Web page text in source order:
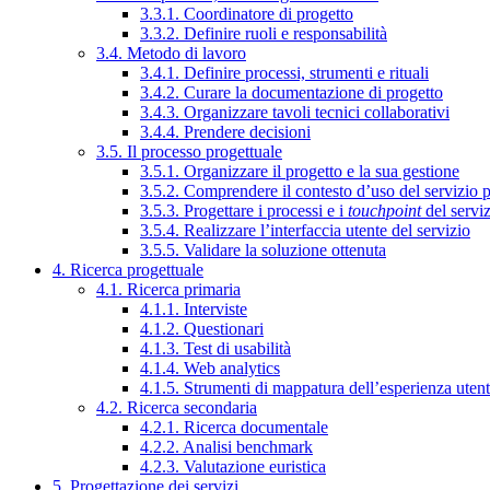
3.3.1. Coordinatore di progetto
3.3.2. Definire ruoli e responsabilità
3.4. Metodo di lavoro
3.4.1. Definire processi, strumenti e rituali
3.4.2. Curare la documentazione di progetto
3.4.3. Organizzare tavoli tecnici collaborativi
3.4.4. Prendere decisioni
3.5. Il processo progettuale
3.5.1. Organizzare il progetto e la sua gestione
3.5.2. Comprendere il contesto d’uso del servizio
3.5.3. Progettare i processi e i touchpointdel
3.5.4. Realizzare l’interfaccia utente del servizio
3.5.5. Validare la soluzione ottenuta
4. Ricerca progettuale
4.1. Ricerca primaria
4.1.1. Interviste
4.1.2. Questionari
4.1.3. Test di usabilità
4.1.4. Web analytics
4.1.5. Strumenti di mappatura dell’esperienza
4.2. Ricerca secondaria
4.2.1. Ricerca documentale
4.2.2. Analisi benchmark
4.2.3. Valutazione euristica
5. Progettazione dei servizi